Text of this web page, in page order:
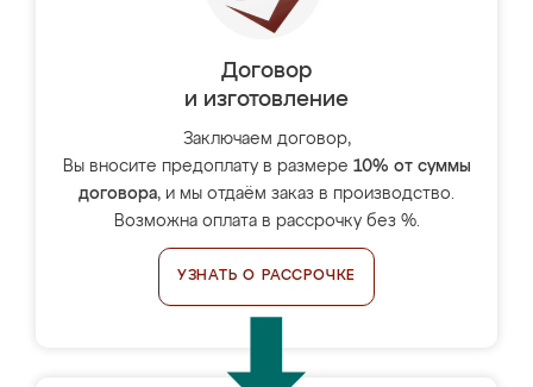
Договор
и изготовление
Заключаем договор,
Вы вносите предоплату в размере 10% от суммы
договора, и мы отдаём заказ в производство.
Возможна оплата в рассрочку без %.
УЗНАТЬ О РАССРОЧКЕ